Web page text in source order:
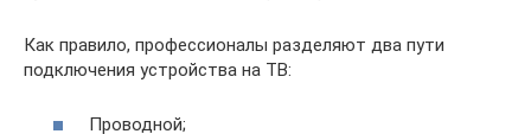
Как правило, профессионалы разделяют два пути
подключения устройства на ТВ:
Проводной;